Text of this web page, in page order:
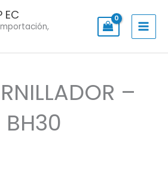
EC
–
BH30